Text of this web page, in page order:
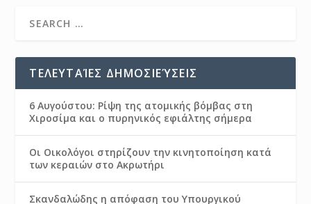
ΤΕΛΕΥΤΑΊΕΣ ΔΗΜΟΣΙΕΎΣΕΙΣ
6 Αυγούστου: Ρίψη της ατομικής βόμβας στη
Χιροσίμα και ο πυρηνικός εφιάλτης σήμερα
Οι Οικολόγοι στηρίζουν την κινητοποίηση κατά
των κεραιών στο Ακρωτήρι
Σκανδαλώδης η απόφαση του Υπουργικού